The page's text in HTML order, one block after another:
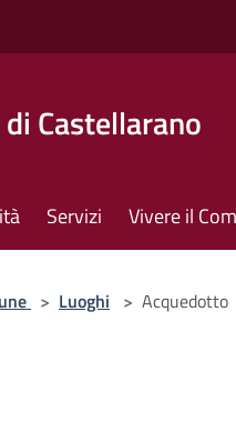
Castellarano
Servizi Vivere il
> Luoghi > Acquedotto